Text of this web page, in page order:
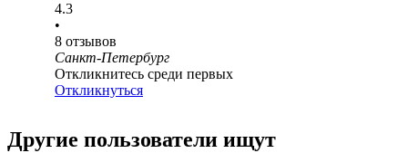
4.3
•
8 отзывов
Санкт-Петербург
Откликнитесь среди первых
Откликнуться
Другие пользователи ищут